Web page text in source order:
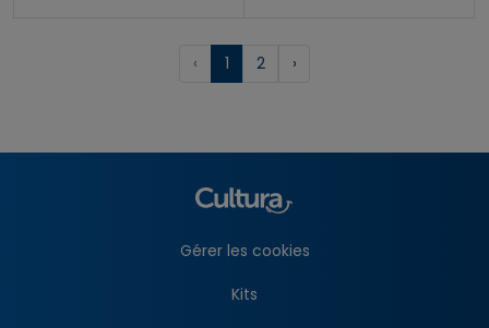
‹ 1 2 ›
Gérer les cookies
Kits